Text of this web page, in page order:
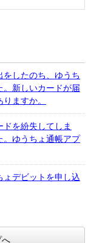
をしたのち、ゆうち
。新しいカードが届
ますか。
を紛失してしま
。ゆうちょ通帳アプ
ょデビットを申し込
へ